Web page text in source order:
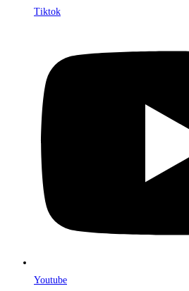
Tiktok
Youtube